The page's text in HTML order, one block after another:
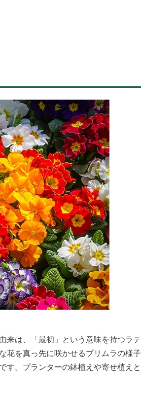
来は、「最初」という意味を持つラテ
花を真っ先に咲かせるプリムラの様子
す。プランターの鉢植えや寄せ植えと